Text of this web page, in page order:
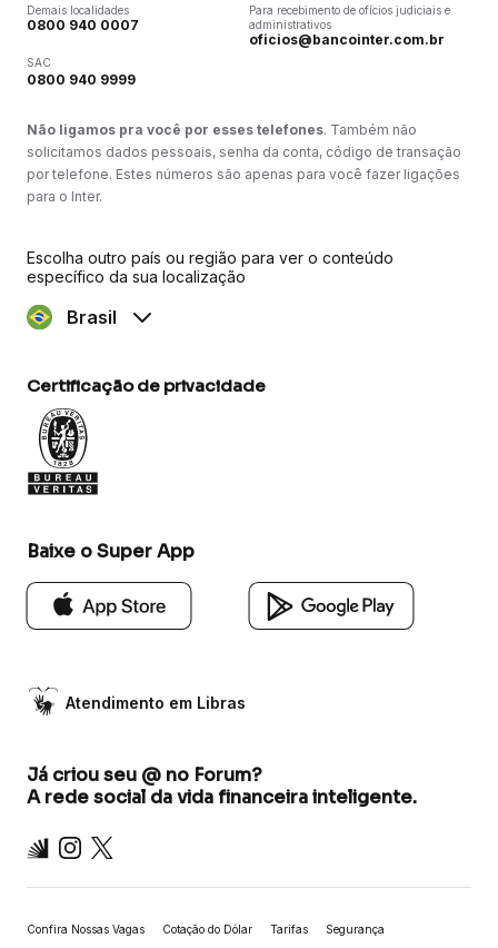
Demais localidades
0800 940 0007
SAC
0800 940 9999
Para recebimento de ofícios judiciais e
administrativos
oficios@bancointer.com.br
Não ligamos pra você por esses telefones. Também não
solicitamos dados pessoais, senha da conta, código de transação
por telefone. Estes números são apenas para você fazer ligações
para o Inter.
Escolha outro país ou região para ver o conteúdo
específico da sua localização
Brasil
Certificação de privacidade
Baixe o Super App
Atendimento em Libras
Já criou seu @ no Forum?
A rede social da vida financeira inteligente.
Inter Instagram
X
Confira Nossas Vagas Cotação do Dólar Tarifas Segurança